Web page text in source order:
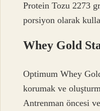
Protein Tozu 2273
porsiyon olarak
Whey Gold
Optimum Whey
korumak ve
Antrenman öncesi